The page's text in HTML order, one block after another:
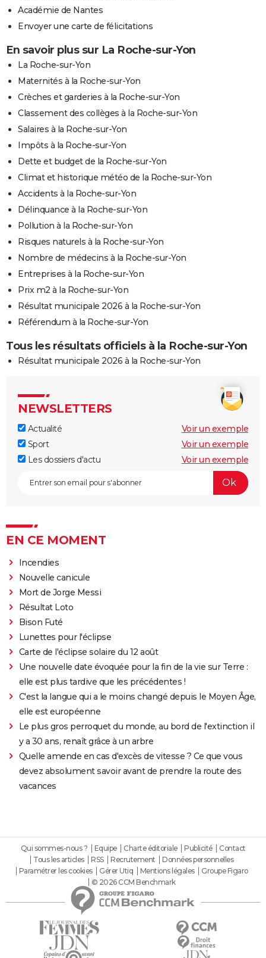
Académie de Nantes
Envoyer une carte de félicitations
En savoir plus sur La Roche-sur-Yon
La Roche-sur-Yon
Maternités à la Roche-sur-Yon
Crèches et garderies à la Roche-sur-Yon
Classement des collèges à la Roche-sur-Yon
Salaires à la Roche-sur-Yon
Impôts à la Roche-sur-Yon
Dette et budget de la Roche-sur-Yon
Climat et historique météo de la Roche-sur-Yon
Accidents à la Roche-sur-Yon
Délinquance à la Roche-sur-Yon
Pollution à la Roche-sur-Yon
Risques naturels à la Roche-sur-Yon
Nombre de médecins à la Roche-sur-Yon
Entreprises à la Roche-sur-Yon
Prix m2 à la Roche-sur-Yon
Résultat municipale 2026 à la Roche-sur-Yon
Référendum à la Roche-sur-Yon
Tous les résultats officiels à la Roche-sur-Yon
Résultat municipale 2026 à la Roche-sur-Yon
NEWSLETTERS
Actualité
Voir un exemple
Sport
Voir un exemple
Les dossiers d'actu
Voir un exemple
EN CE MOMENT
Incendies
Nouvelle canicule
Mort de Jorge Messi
Résultat Loto
Bison Futé
Lunettes pour l'éclipse
Carte de l'éclipse solaire du 12 août
Une nouvelle date évoquée pour la fin de la vie sur Terre :
elle est plus tardive que les précédentes !
C'est la langue qui a le moins changé depuis le Moyen Âge,
elle est européenne
Le plus gros perroquet du monde, au bord de l'extinction il
y a 30 ans, renaît grâce à un arbre
Quelle amende en cas d'excès de vitesse ? Ce que vous
devez absolument savoir avant de prendre la route des
vacances
Qui sommes-nous ? Equipe Charte éditoriale Publicité
Contact
Tous les articles
RSS Recrutement
Données personnelles
Paramétrer les cookies
Gérer Utiq Mentions légales
Groupe Figaro
© 2026 CCM Benchmark